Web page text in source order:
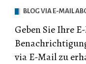
BLOG VIA E-MAIL
Geben Sie Ihre
via E-Mail zu